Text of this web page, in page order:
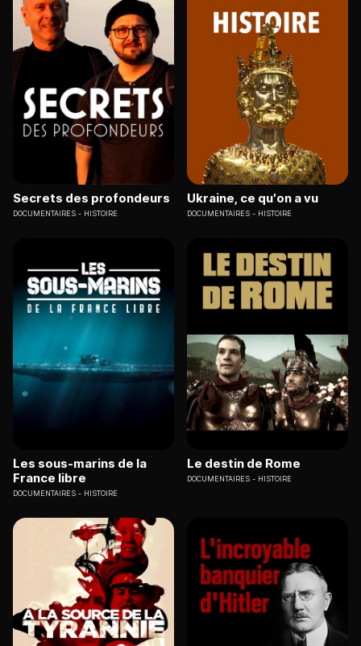
Secrets des profondeurs
DOCUMENTAIRES HISTOIRE
Ukraine, ce qu'on a vu
DOCUMENTAIRES HISTOIRE
Les sous-marins de la
France libre
DOCUMENTAIRES HISTOIRE
Le destin de Rome
DOCUMENTAIRES HISTOIRE